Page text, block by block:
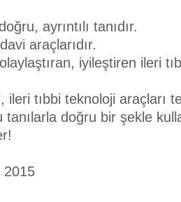
ayrıntılı tanıdır.
araçlarıdır.
iyileştiren ileri
ileri tıbbi teknoloji araçları
tanılarla doğru bir şekle
2015